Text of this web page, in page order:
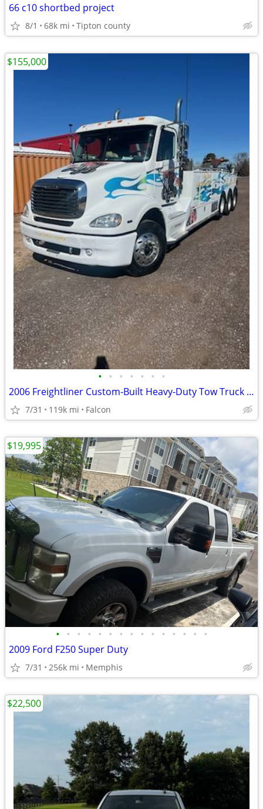
66 c10 shortbed project
8/1 68k mi Tipton county
• • • • • • •
2006 Freightliner Custom-Built Heavy-Duty Tow Truck – 50 Ton Capacity
7/31 119k mi Falcon
$155,000
• • • • • • • • • • • • • • •
2009 Ford F250 Super Duty
7/31 256k mi Memphis
$19,995
$22,500